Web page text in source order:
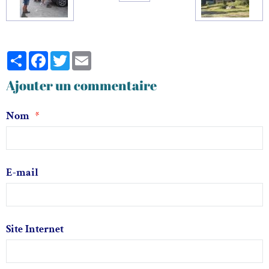
PartagerFacebook
Twitter
Ajouter un commentaire
Nom
E-mail
Site Internet